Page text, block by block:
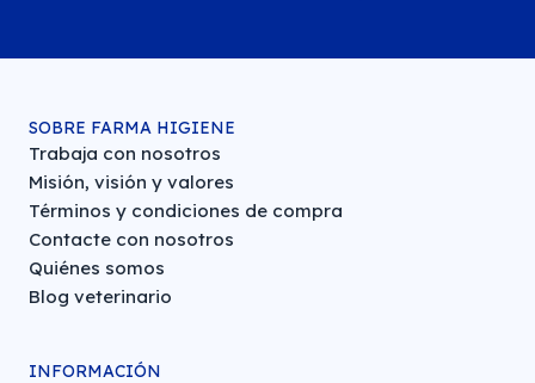
SOBRE FARMA HIGIENE
Trabaja con nosotros
Misión, visión y valores
Términos y condiciones de compra
Contacte con nosotros
Quiénes somos
Blog veterinario
INFORMACIÓN